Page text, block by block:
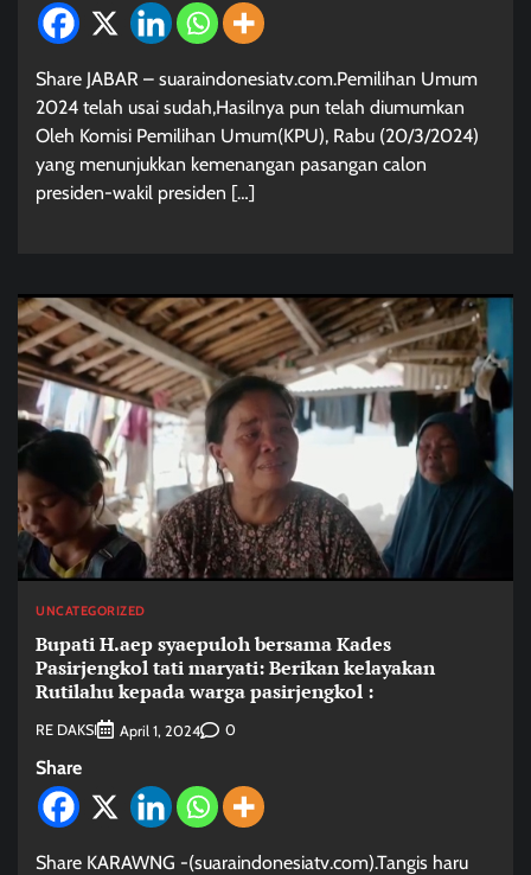
Share JABAR – suaraindonesiatv.com.Pemilihan Umum
2024 telah usai sudah,Hasilnya pun telah diumumkan
Oleh Komisi Pemilihan Umum(KPU), Rabu (20/3/2024)
yang menunjukkan kemenangan pasangan calon
presiden-wakil presiden […]
UNCATEGORIZED
Bupati H.aep syaepuloh bersama Kades
Pasirjengkol tati maryati: Berikan kelayakan
Rutilahu kepada warga pasirjengkol :
RE DAKSI April 1, 2024 0
Share
Share KARAWNG -(suaraindonesiatv.com).Tangis haru